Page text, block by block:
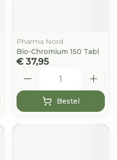
Pharma Nord
Bio-Chromium 150 Tabl
€ 37,95
Bestel